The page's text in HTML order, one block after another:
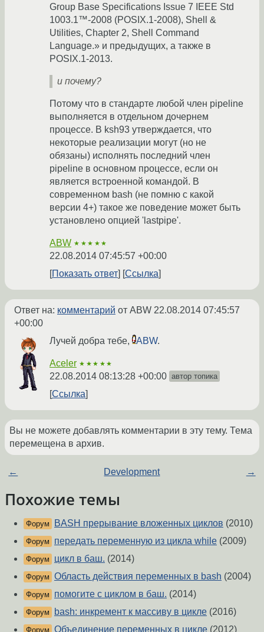
Group Base Specifications Issue 7 IEEE Std
1003.1™-2008 (POSIX.1-2008), Shell &
Utilities, Chapter 2, Shell Command
Language.» и предыдущих, а также в
POSIX.1-2013.
и почему?
Потому что в стандарте любой член pipeline
выполняется в отдельном дочернем
процессе. В ksh93 утверждается, что
некоторые реализации могут (но не
обязаны) исполнять последний член
pipeline в основном процессе, если он
является встроенной командой. В
современном bash (не помню с какой
версии 4+) такое же поведение может быть
установлено опцией 'lastpipe'.
ABW ★★★★★
22.08.2014 07:45:57 +00:00
Показать ответ
Ссылка
Ответ на: комментарий от ABW 22.08.2014 07:45:57
+00:00
Лучей добра тебе,
ABW.
Aceler ★★★★★
22.08.2014 08:13:28 +00:00 автор топика
Ссылка
Вы не можете добавлять комментарии в эту тему. Тема
перемещена в архив.
← Development →
Похожие темы
Форум BASH прерывание вложенных циклов (2010)
Форум передать переменную из цикла while (2009)
Форум цикл в баш. (2014)
Форум Область действия переменных в bash (2004)
Форум помогите с циклом в баш. (2014)
Форум bash: инкремент к массиву в цикле (2016)
Форум Объединение переменных в цикле (2012)